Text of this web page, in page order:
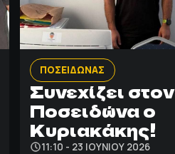
ΠΟΣΕΙΔΩΝΑΣ
Συνεχίζει στον
Ποσειδώνα ο
Κυριακάκης!
11:10 - 23 ΙΟΥΝΊΟΥ 2026